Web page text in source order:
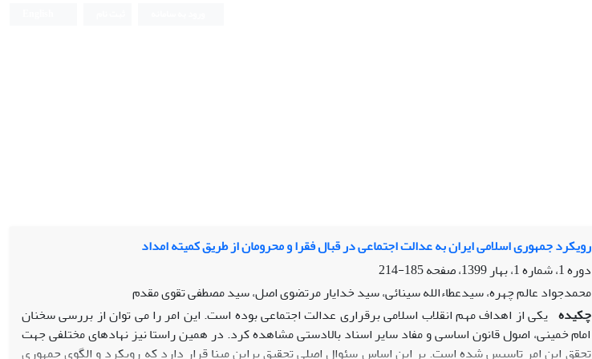
رویکرد جمهوری اسلامی ایران به عدالت اجتماعی در قبال فقرا و محرومان از طریق کمیته امداد
دوره 1، شماره 1، بهار 1399، صفحه
185-214
محمدجواد عالم چهره، سیدعطاءالله سینائی، سید خدایار مرتضوی اصل، سید مصطفی تقوی مقدم
چکیده یکی از اهداف مهم انقلاب اسلامی برقراری عدالت اجتماعی بوده است. این امر را می توان از بررسی سخنان
امام خمینی، اصول قانون اساسی و مفاد سایر اسناد بالادستی مشاهده کرد. در همین راستا نیز نهادهای مختلفی جهت
تحقق این امر تاسیس شده است. بر این اساس سئوال اصلی تحقیق براین مبنا قرار دارد که رویکرد و الگوی جمهوری